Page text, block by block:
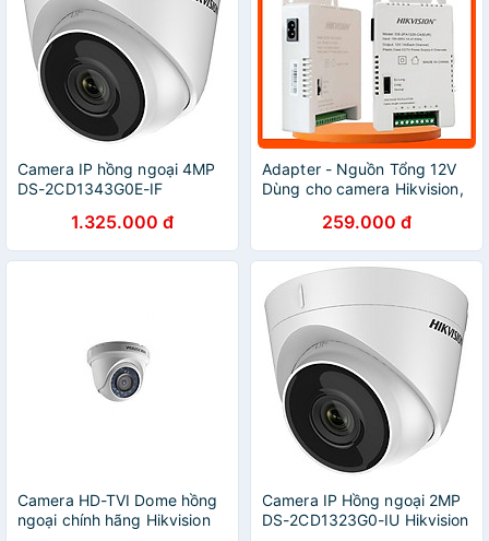
Camera IP hồng ngoại 4MP
DS-2CD1343G0E-IF
1.325.000 đ
Adapter - Nguồn Tổng 12V
Dùng cho camera Hikvision,
259.000 đ
Camera HD-TVI Dome hồng
ngoại chính hãng Hikvision
Camera IP Hồng ngoại 2MP
DS-2CD1323G0-IU Hikvision